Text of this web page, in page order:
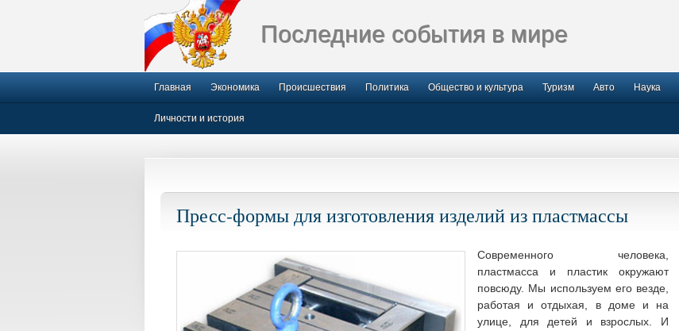
Последние события в мире
Главная Экономика Происшествия Политика Общество и культура Туризм Авто Наука
Личности и история
Пресс-формы для изготовления изделий из пластмассы
Современного человека,
пластмасса и пластик окружают
повсюду. Мы используем его везде,
работая и отдыхая, в доме и на
улице, для детей и взрослых. И